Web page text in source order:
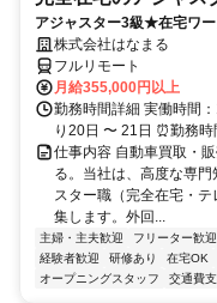
アジャスター3級★在宅ワ
株式会社はなまる
フルリモート
月給355,000円以上
勤務時間詳細 実働時間
り20日 〜 21日 ⏰勤務
仕事内容 自動車買取・
る。当社は、高度な専
スター職（完全在宅・
集します。外回...
主婦・主夫歓迎 フリーター歓迎
経験者歓迎
研修あり 在宅OK
オープニングスタッフ
交通費